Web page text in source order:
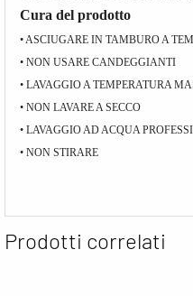
Cura del prodotto
• ASCIUGARE IN TAMBURO A
• NON USARE CANDEGGIANTI
• LAVAGGIO A TEMPERATURA
• NON LAVARE A SECCO
• LAVAGGIO AD ACQUA
• NON STIRARE
Prodotti correlati